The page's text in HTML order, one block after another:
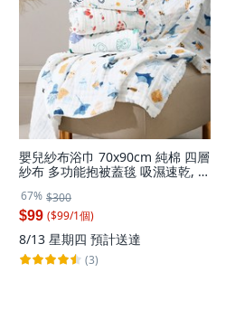
嬰兒紗布浴巾 70x90cm 純棉 四層
紗布 多功能抱被蓋毯 吸濕速乾, 1
式,70*90cm
67% $300
$99 ($99/1個)
8/13 星期四 預計送達
(3)